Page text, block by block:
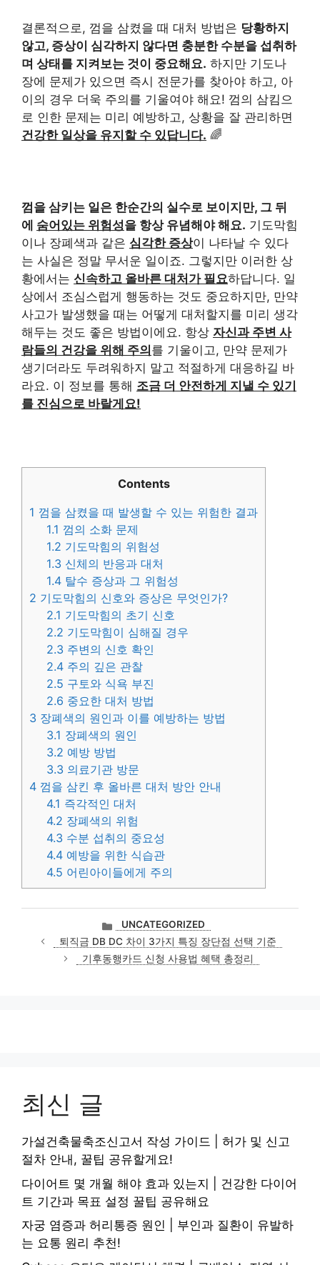
결론적으로, 껌을 삼켰을 때 대처 방법은 당황하지
않고, 증상이 심각하지 않다면 충분한 수분을 섭취하
며 상태를 지켜보는 것이 중요해요. 하지만 기도나
장에 문제가 있으면 즉시 전문가를 찾아야 하고, 아
이의 경우 더욱 주의를 기울여야 해요! 껌의 삼킴으
로 인한 문제는 미리 예방하고, 상황을 잘 관리하면
건강한 일상을 유지할 수 있답니다. 🌈
껌을 삼키는 일은 한순간의 실수로 보이지만, 그 뒤
에 숨어있는 위험성을 항상 유념해야 해요. 기도막힘
이나 장폐색과 같은 심각한 증상이 나타날 수 있다
는 사실은 정말 무서운 일이죠. 그렇지만 이러한 상
황에서는 신속하고 올바른 대처가 필요하답니다. 일
상에서 조심스럽게 행동하는 것도 중요하지만, 만약
사고가 발생했을 때는 어떻게 대처할지를 미리 생각
해두는 것도 좋은 방법이에요. 항상 자신과 주변 사
람들의 건강을 위해 주의 를 기울이고, 만약 문제가
생기더라도 두려워하지 말고 적절하게 대응하길 바
라요. 이 정보를 통해 조금 더 안전하게 지낼 수 있기
를 진심으로 바랄게요!
Contents
1 껌을 삼켰을 때 발생할 수 있는 위험한 결과
1.1 껌의 소화 문제
1.2 기도막힘의 위험성
1.3 신체의 반응과 대처
1.4 탈수 증상과 그 위험성
2 기도막힘의 신호와 증상은 무엇인가?
2.1 기도막힘의 초기 신호
2.2 기도막힘이 심해질 경우
2.3 주변의 신호 확인
2.4 주의 깊은 관찰
2.5 구토와 식욕 부진
2.6 중요한 대처 방법
3 장폐색의 원인과 이를 예방하는 방법
3.1 장폐색의 원인
3.2 예방 방법
3.3 의료기관 방문
4 껌을 삼킨 후 올바른 대처 방안 안내
4.1 즉각적인 대처
4.2 장폐색의 위험
4.3 수분 섭취의 중요성
4.4 예방을 위한 식습관
4.5 어린아이들에게 주의
카
테
고
리
UNCATEGORIZED
퇴직금 DB DC 차이 3가지 특징 장단점 선택 기준
기후동행카드 신청 사용법 혜택 총정리
최신 글
가설건축물축조신고서 작성 가이드 | 허가 및 신고
절차 안내, 꿀팁 공유할게요!
다이어트 몇 개월 해야 효과 있는지 | 건강한 다이어
트 기간과 목표 설정 꿀팁 공유해요
자궁 염증과 허리통증 원인 | 부인과 질환이 유발하
는 요통 원리 추천!